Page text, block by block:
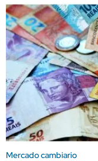
Mercado cambiario